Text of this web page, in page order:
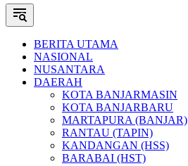
BERITA UTAMA
NASIONAL
NUSANTARA
DAERAH
KOTA BANJARMASIN
KOTA BANJARBARU
MARTAPURA (BANJAR)
RANTAU (TAPIN)
KANDANGAN (HSS)
BARABAI (HST)